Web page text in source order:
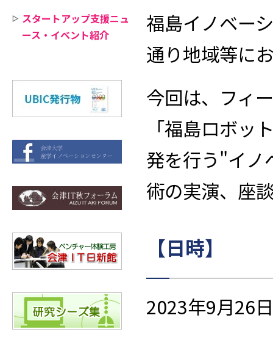
スタートアップ支援ニュ
ース・イベント紹介
福島イノベー
通り地域等に
今回は、フィ
「福島ロボッ
発を行う"イノ
術の実演、座
【日時】
2023年9月26